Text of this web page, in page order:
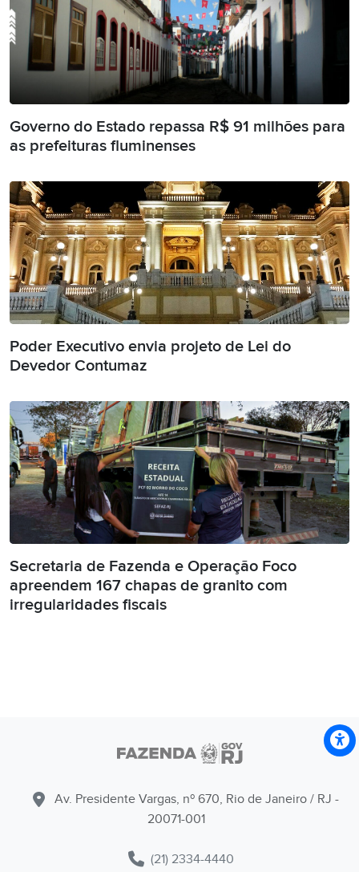
Governo do Estado repassa R$ 91 milhões para
as prefeituras fluminenses
Poder Executivo envia projeto de Lei do
Devedor Contumaz
Secretaria de Fazenda e Operação Foco
apreendem 167 chapas de granito com
irregularidades fiscais
Av. Presidente Vargas, nº 670, Rio de Janeiro / RJ -
20071-001
(21) 2334-4440